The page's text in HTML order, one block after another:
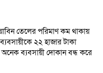
তেলের পরিমাণ কম থাকায়
২২ হাজার টাকা
ব্যবসায়ী দোকান বন্ধ করে